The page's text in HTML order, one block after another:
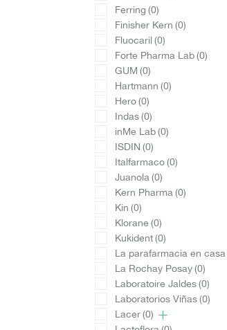
Ferring(0)
Finisher Kern(0)
Fluocaril(0)
Forte Pharma Lab(0)
GUM(0)
Hartmann(0)
Hero(0)
Indas(0)
inMe Lab(0)
ISDIN(0)
Italfarmaco(0)
Juanola(0)
Kern Pharma(0)
Kin(0)
Klorane(0)
Kukident(0)
La parafarmacia en casa
La Rochay Posay(0)
Laboratoire Jaldes(0)
Laboratorios Viñas(0)
Lacer(0)